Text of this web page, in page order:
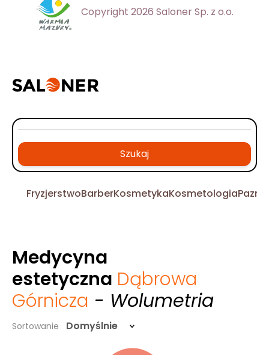
Copyright 2026 Saloner Sp. z o.o.
Szukaj
FryzjerstwoBarberKosmetykaKosmetologia
Medycyna
estetyczna Dąbrowa
Górnicza - Wolumetria
Sortowanie Domyślnie